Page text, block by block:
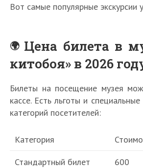
Вот самые популярные экскурсии
Цена билета в
китобоя» в 2026
Билеты на посещение музея
кассе. Есть льготы и
категорий посетителей:
Категория
Стандартный билет
600